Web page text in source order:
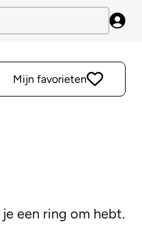
Mijn favorieten
een ring om hebt.